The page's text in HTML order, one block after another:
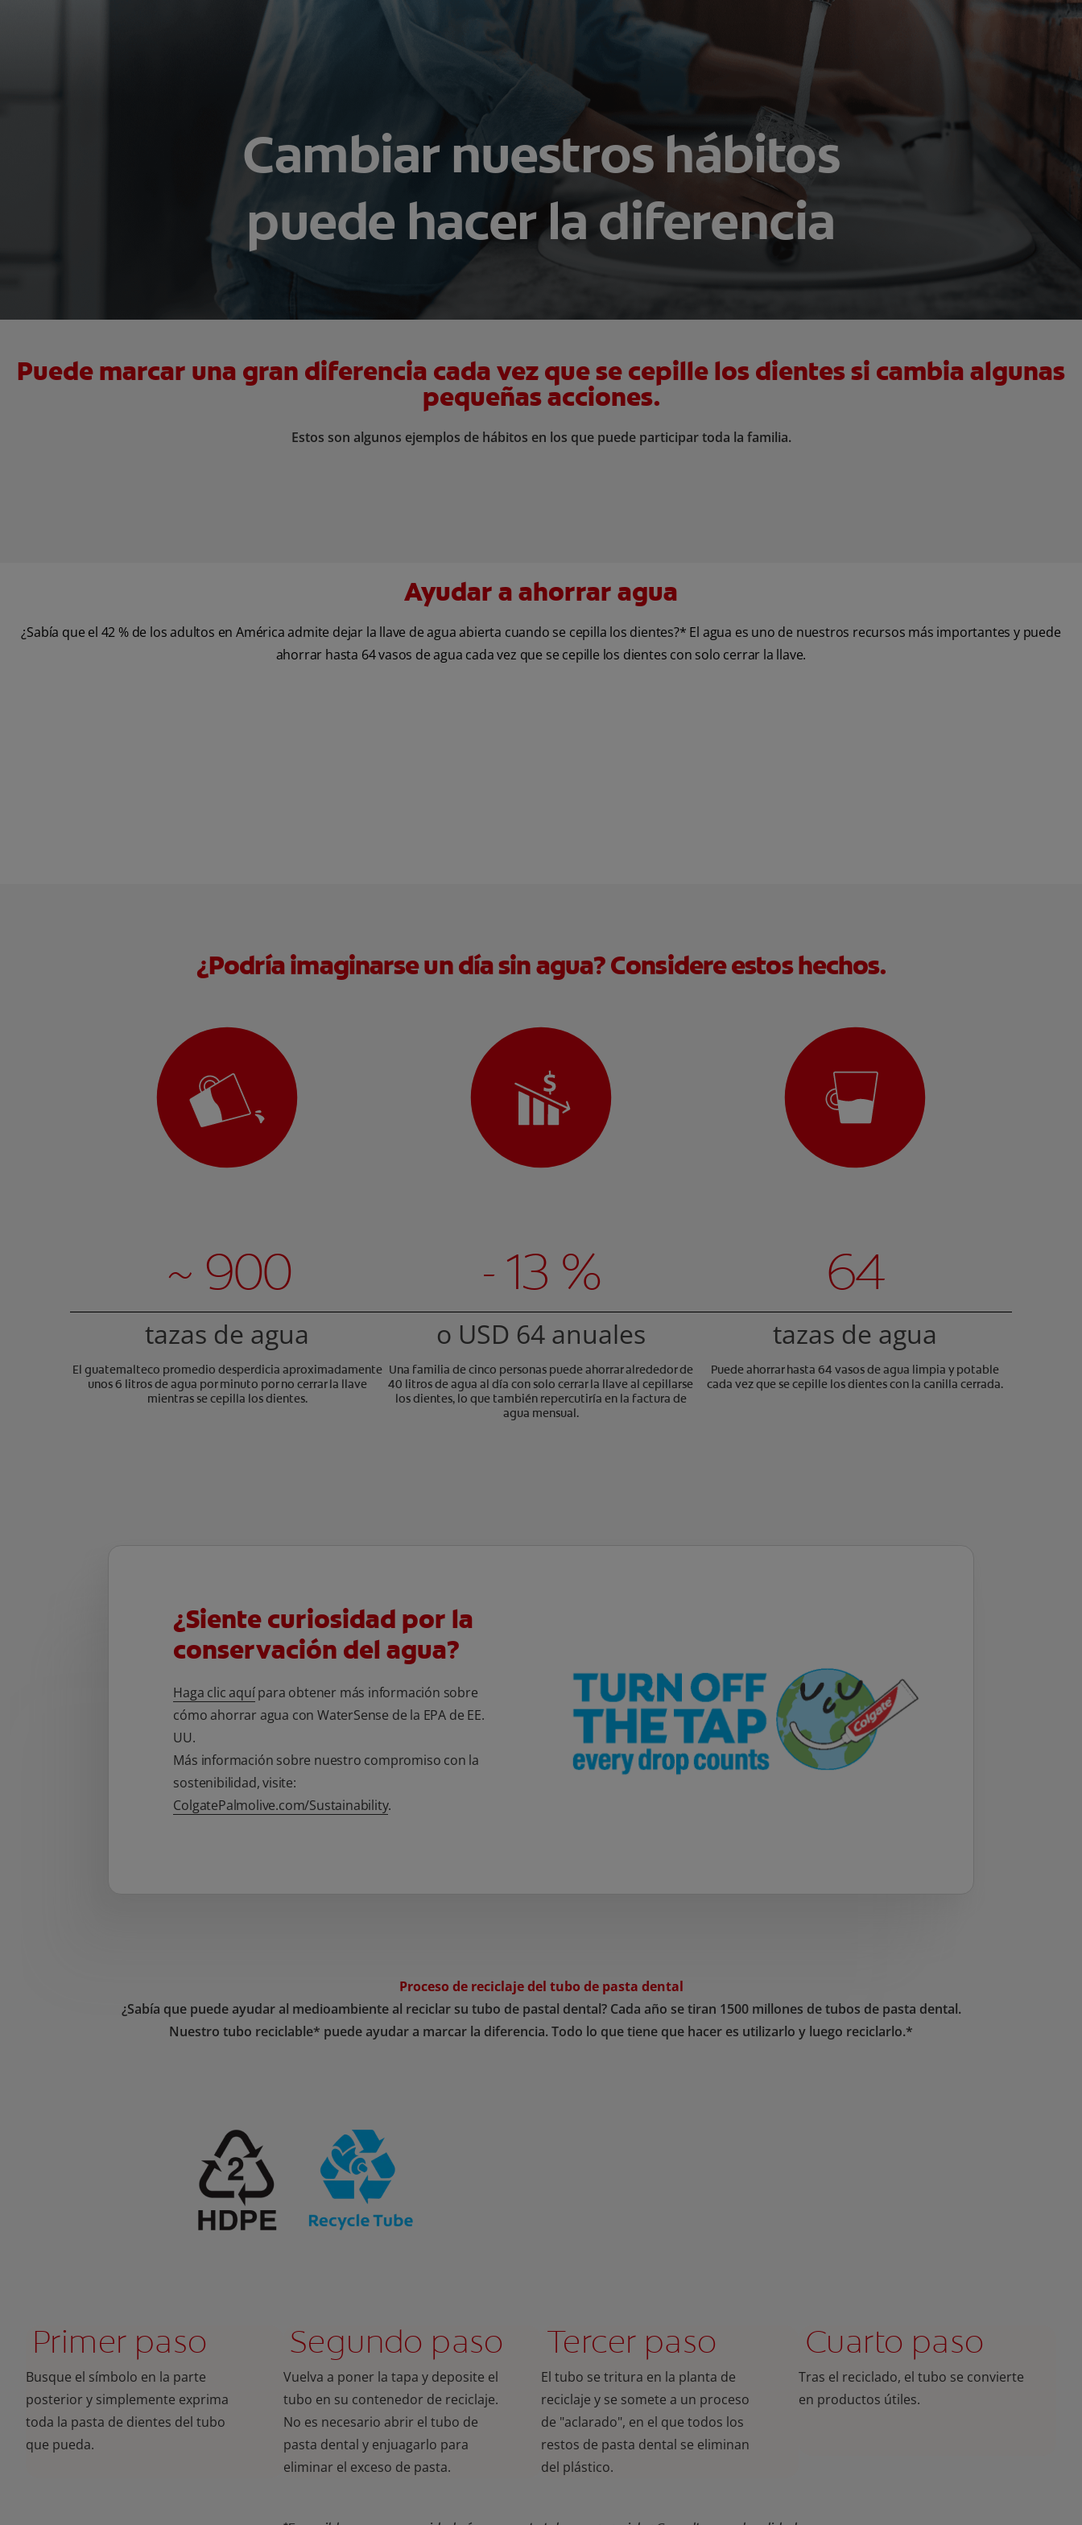
Cambiar nuestros hábitos
puede hacer la diferencia
Puede marcar una gran diferencia cada vez que se cepille los dientes si cambia algunas
pequeñas acciones.
Estos son algunos ejemplos de hábitos en los que puede participar toda la familia.
Ayudar a ahorrar agua
¿Sabía que el 42 % de los adultos en América admite dejar la llave de agua abierta cuando se cepilla los dientes?* El agua es uno de nuestros recursos más importantes y puede
ahorrar hasta 64 vasos de agua cada vez que se cepille los dientes con solo cerrar la llave.
¿Podría imaginarse un día sin agua? Considere estos hechos.
~ 900
tazas de agua
El guatemalteco promedio desperdicia aproximadamente
unos 6 litros de agua por minuto por no cerrar la llave
mientras se cepilla los dientes.
- 13 %
o USD 64 anuales
Una familia de cinco personas puede ahorrar alrededor de
40 litros de agua al día con solo cerrar la llave al cepillarse
los dientes, lo que también repercutiría en la factura de
agua mensual.
64
tazas de agua
Puede ahorrar hasta 64 vasos de agua limpia y potable
cada vez que se cepille los dientes con la canilla cerrada.
¿Siente curiosidad por la
conservación del agua?
Haga clic aquípara obtener más información sobre
cómo ahorrar agua con WaterSense de la EPA de EE.
UU.
Más información sobre nuestro compromiso con la
sostenibilidad, visite:
ColgatePalmolive.com/Sustainability.
Proceso de reciclaje del tubo de pasta dental
¿Sabía que puede ayudar al medioambiente al reciclar su tubo de pastal dental? Cada año se tiran 1500 millones de tubos de pasta dental.
Nuestro tubo reciclable* puede ayudar a marcar la diferencia. Todo lo que tiene que hacer es utilizarlo y luego reciclarlo.*
Primer paso
Busque el símbolo en la parte
posterior y simplemente exprima
toda la pasta de dientes del tubo
que pueda.
Segundo paso
Vuelva a poner la tapa y deposite el
tubo en su contenedor de reciclaje.
No es necesario abrir el tubo de
pasta dental y enjuagarlo para
eliminar el exceso de pasta.
Tercer paso
El tubo se tritura en la planta de
reciclaje y se somete a un proceso
de "aclarado", en el que todos los
restos de pasta dental se eliminan
del plástico.
Cuarto paso
Tras el reciclado, el tubo se convierte
en productos útiles.